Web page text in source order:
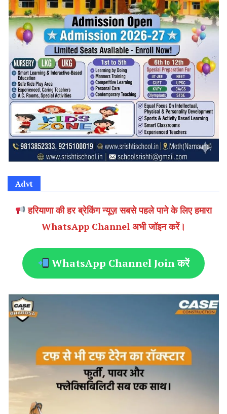
Advt
हरियाणा की हर ब्रेकिंग न्यूज़ सबसे पहले पाने के लिए हमारा
WhatsApp Channel अभी जॉइन करें।
WhatsApp Channel Join करें